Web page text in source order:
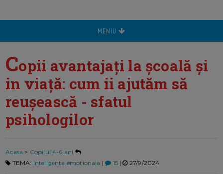
MENIU
Copii avantajați la școală și
in viață: cum ii ajutăm să
reușească - sfatul
psihologilor
Acasa > Copilul 4-6 ani
TEMA: Inteligenta emotionala | 15| 27/9/2024